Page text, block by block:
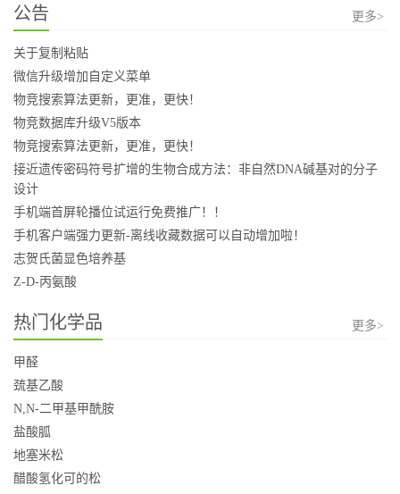
公告 更多>
关于复制粘贴
微信升级增加自定义菜单
物竞搜索算法更新，更准，更快！
物竞数据库升级V5版本
物竞搜索算法更新，更准，更快！
接近遗传密码符号扩增的生物合成方法：非自然DNA碱基对的分子
设计
手机端首屏轮播位试运行免费推广！！
手机客户端强力更新-离线收藏数据可以自动增加啦！
志贺氏菌显色培养基
Z-D-丙氨酸
热门化学品 更多>
甲醛
巯基乙酸
N,N-二甲基甲酰胺
盐酸胍
地塞米松
醋酸氢化可的松